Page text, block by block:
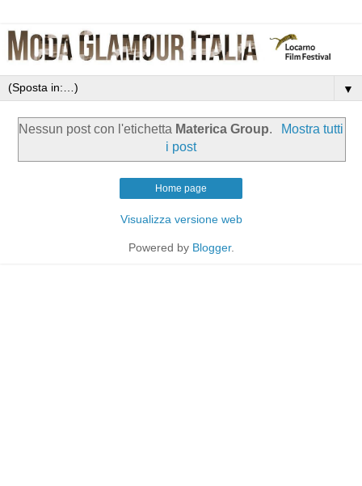
▼
Nessun post con l'etichetta Materica Group.
Mostra tutti
i post
Home page
Visualizza versione web
Powered by Blogger.